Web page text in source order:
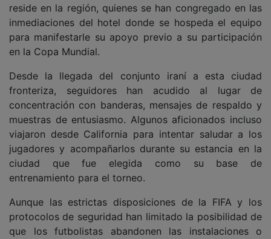
reside en la región, quienes se han congregado en las
inmediaciones del hotel donde se hospeda el equipo
para manifestarle su apoyo previo a su participación
en la Copa Mundial.
Desde la llegada del conjunto iraní a esta ciudad
fronteriza, seguidores han acudido al lugar de
concentración con banderas, mensajes de respaldo y
muestras de entusiasmo. Algunos aficionados incluso
viajaron desde California para intentar saludar a los
jugadores y acompañarlos durante su estancia en la
ciudad que fue elegida como su base de
entrenamiento para el torneo.
Aunque las estrictas disposiciones de la FIFA y los
protocolos de seguridad han limitado la posibilidad de
que los futbolistas abandonen las instalaciones o